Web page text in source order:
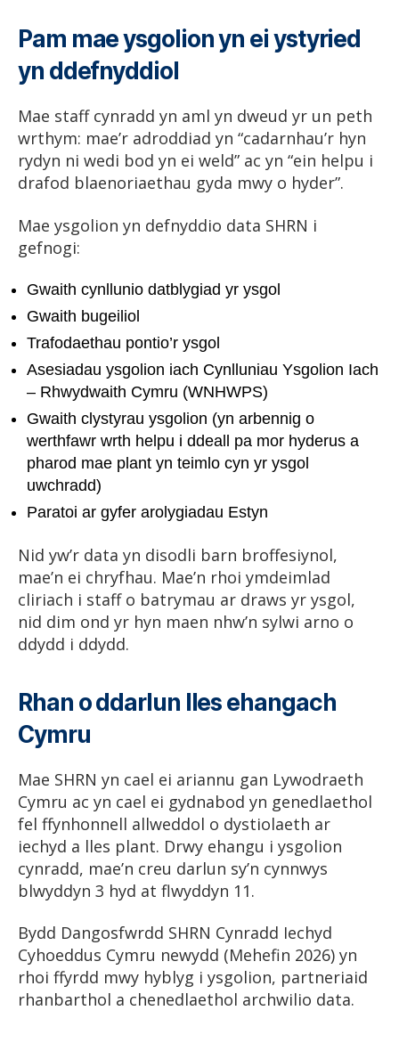
Pam mae ysgolion yn ei ystyried
yn ddefnyddiol
Mae staff cynradd yn aml yn dweud yr un peth
wrthym: mae’r adroddiad yn “cadarnhau’r hyn
rydyn ni wedi bod yn ei weld” ac yn “ein helpu i
drafod blaenoriaethau gyda mwy o hyder”.
Mae ysgolion yn defnyddio data SHRN i
gefnogi:
Gwaith cynllunio datblygiad yr ysgol
Gwaith bugeiliol
Trafodaethau pontio’r ysgol
Asesiadau ysgolion iach Cynlluniau Ysgolion Iach
– Rhwydwaith Cymru (WNHWPS)
Gwaith clystyrau ysgolion (yn arbennig o
werthfawr wrth helpu i ddeall pa mor hyderus a
pharod mae plant yn teimlo cyn yr ysgol
uwchradd)
Paratoi ar gyfer arolygiadau Estyn
Nid yw’r data yn disodli barn broffesiynol,
mae’n ei chryfhau. Mae’n rhoi ymdeimlad
cliriach i staff o batrymau ar draws yr ysgol,
nid dim ond yr hyn maen nhw’n sylwi arno o
ddydd i ddydd.
Rhan o ddarlun lles ehangach
Cymru
Mae SHRN yn cael ei ariannu gan Lywodraeth
Cymru ac yn cael ei gydnabod yn genedlaethol
fel ffynhonnell allweddol o dystiolaeth ar
iechyd a lles plant. Drwy ehangu i ysgolion
cynradd, mae’n creu darlun sy’n cynnwys
blwyddyn 3 hyd at flwyddyn 11.
Bydd Dangosfwrdd SHRN Cynradd Iechyd
Cyhoeddus Cymru newydd (Mehefin 2026) yn
rhoi ffyrdd mwy hyblyg i ysgolion, partneriaid
rhanbarthol a chenedlaethol archwilio data.